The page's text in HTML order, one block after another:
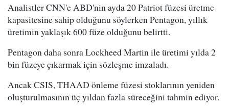
Analistler CNN'e ABD'nin ayda 20 Patriot füzesi üretme
kapasitesine sahip olduğunu söylerken Pentagon, yıllık
üretimin yaklaşık 600 füze olduğunu belirtti.
Pentagon daha sonra Lockheed Martin ile üretimi yılda 2
bin füzeye çıkarmak için sözleşme imzaladı.
Ancak CSIS, THAAD önleme füzesi stoklarının yeniden
oluşturulmasının üç yıldan fazla süreceğini tahmin ediyor.